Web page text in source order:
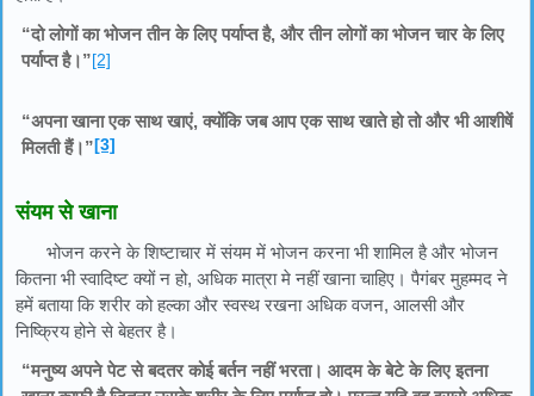
“दो लोगों का भोजन तीन के लिए पर्याप्त है, और तीन लोगों का भोजन चार के लिए
पर्याप्त है।”[2]
“अपना खाना एक साथ खाएं, क्योंकि जब आप एक साथ खाते हो तो और भी आशीषें
मिलती हैं।”[3]
संयम से खाना
भोजन करने के शिष्टाचार में संयम में भोजन करना भी शामिल है और भोजन
कितना भी स्वादिष्ट क्यों न हो, अधिक मात्रा मे नहीं खाना चाहिए। पैगंबर मुहम्मद ने
हमें बताया कि शरीर को हल्का और स्वस्थ रखना अधिक वजन, आलसी और
निष्क्रिय होने से बेहतर है।
“मनुष्य अपने पेट से बदतर कोई बर्तन नहीं भरता। आदम के बेटे के लिए इतना